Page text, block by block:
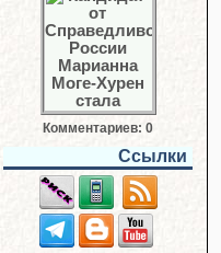
Комментариев: 0
Ссылки